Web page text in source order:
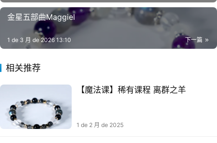
金星五部曲Maggiel
下一篇
1 de 3 月 de 2026 13:10
相关推荐
【魔法课】稀有课程 离群之羊
1 de 2 月 de 2025